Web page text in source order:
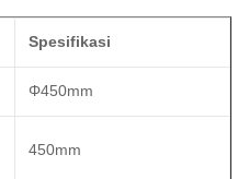
Spesifikasi
Φ450mm
450mm